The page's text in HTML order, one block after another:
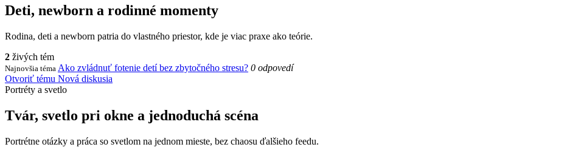
Deti, newborn a rodinné momenty
Rodina, deti a newborn patria do vlastného priestor, kde je viac praxe ako teórie.
2 živých tém
Najnovšia téma Ako zvládnuť fotenie detí bez zbytočného stresu? 0 odpovedí
Otvoriť tému Nová diskusia
Portréty a svetlo
Tvár, svetlo pri okne a jednoduchá scéna
Portrétne otázky a práca so svetlom na jednom mieste, bez chaosu ďalšieho feedu.